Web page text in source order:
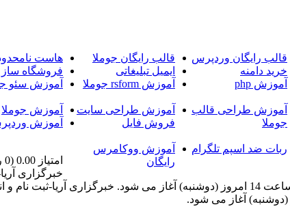
قالب رایگان وردپرس قالب رایگان جوملا هاست
خرید دامنه ایمیل تبلیغاتی فروشگاه ساز
آموزش php آموزش rsform جوملا آموزش سئو
آموزش طراحی قالب
جوملا
آموزش طراحی سایت
فروش فایل
آموزش جوملا
آموزش
ربات ضد اسپم تلگرام
آموزش ووکامرس
رایگان
امتیاز 0.00 (0 رای)
خبرگزاری
جدید موسسات آموزش عالی غیرانتفاعی و غیردولتی از ساعت 14 امروز